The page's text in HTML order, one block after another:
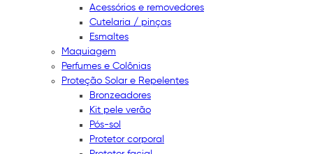
Acessórios e removedores
Cutelaria / pinças
Esmaltes
Maquiagem
Perfumes e Colônias
Proteção Solar e Repelentes
Bronzeadores
Kit pele verão
Pós-sol
Protetor corporal